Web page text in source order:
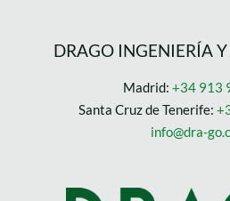
DRAGO INGENIERÍA Y
Madrid: +34 913
Santa Cruz de Tenerife:
info@dra-